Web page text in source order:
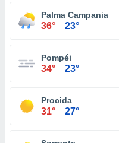
Palma Campania
36° 23°
Pompéi
34° 23°
Procida
31° 27°